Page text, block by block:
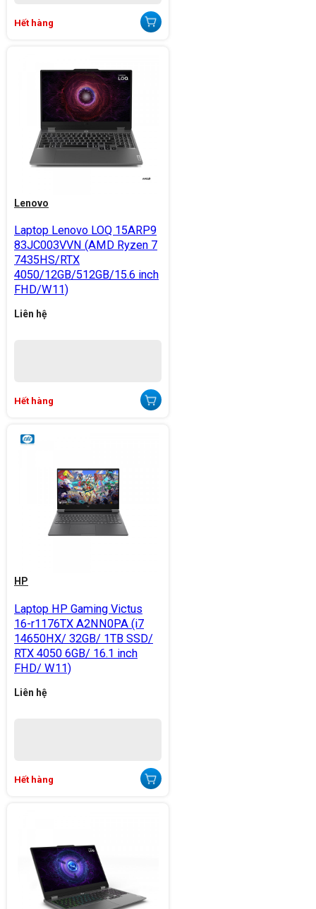
Hết hàng
Lenovo
Laptop Lenovo LOQ 15ARP9
83JC003VVN (AMD Ryzen 7
7435HS/RTX
4050/12GB/512GB/15.6 inch
FHD/W11)
Liên hệ
Hết hàng
HP
Laptop HP Gaming Victus
16-r1176TX A2NN0PA (i7
14650HX/ 32GB/ 1TB SSD/
RTX 4050 6GB/ 16.1 inch
FHD/ W11)
Liên hệ
Hết hàng